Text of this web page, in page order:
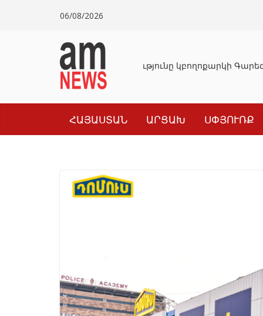
06/08/2026
Դատախազությունը կբողոքարկի
ՀԱՅԱՍՏԱՆ ԱՐՑԱԽ ՍՓՅՈՒՌՔ